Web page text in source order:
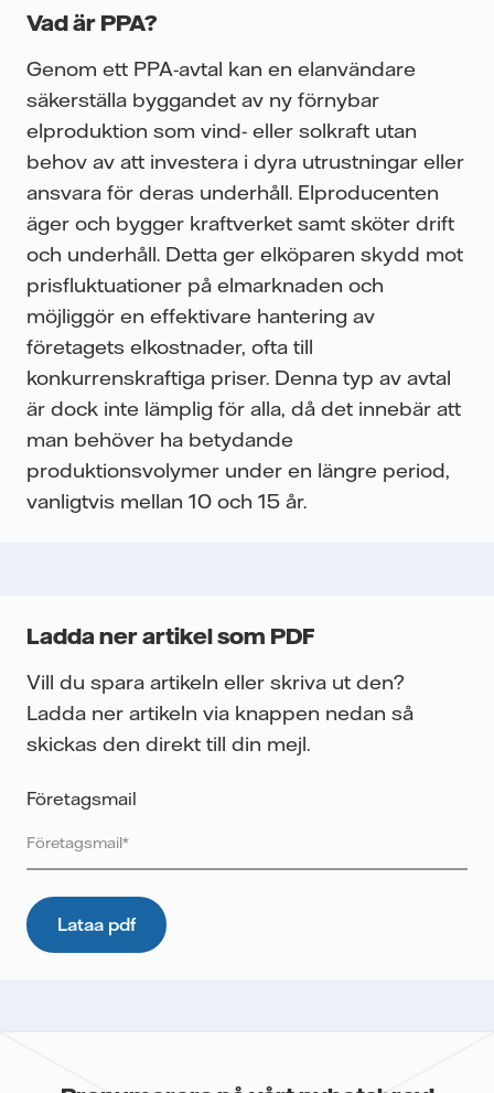
Vad är PPA?
Genom ett PPA-avtal kan en elanvändare
säkerställa byggandet av ny förnybar
elproduktion som vind- eller solkraft utan
behov av att investera i dyra utrustningar eller
ansvara för deras underhåll. Elproducenten
äger och bygger kraftverket samt sköter drift
och underhåll. Detta ger elköparen skydd mot
prisfluktuationer på elmarknaden och
möjliggör en effektivare hantering av
företagets elkostnader, ofta till
konkurrenskraftiga priser. Denna typ av avtal
är dock inte lämplig för alla, då det innebär att
man behöver ha betydande
produktionsvolymer under en längre period,
vanligtvis mellan 10 och 15 år.
Ladda ner artikel som PDF
Vill du spara artikeln eller skriva ut den?
Ladda ner artikeln via knappen nedan så
skickas den direkt till din mejl.
Företagsmail
Vattenfall skyddar och respekterar din integritet. För att
Vattenfalls storföretagsförsäljning ska kunna skicka det
önskade innehållet till dig, samt för att i framtiden kunna